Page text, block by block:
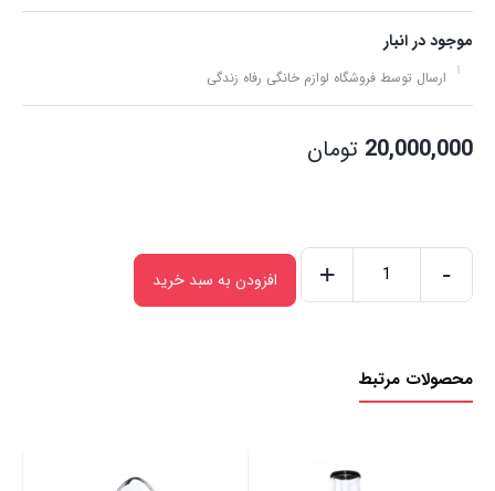
موجود در انبار
ارسال توسط فروشگاه لوازم خانگی رفاه زندگی
20,000,000 تومان
کاره
-
+ افزودن به سبد خرید
محصولات مرتبط